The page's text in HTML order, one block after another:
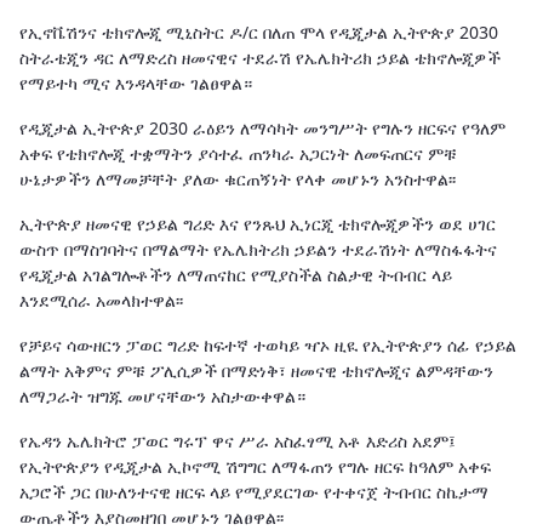
የኢኖቬሽንና ቴክኖሎጂ ሚኒስትር ዶ/ር በለጠ ሞላ የዲጂታል ኢትዮጵያ 2030
ስትራቴጂን ዳር ለማድረስ ዘመናዊና ተደራሽ የኤሌክትሪክ ኃይል ቴክኖሎጂዎች
የማይተካ ሚና እንዳላቸው ገልፀዋል።
የዲጂታል ኢትዮጵያ 2030 ራዕይን ለማሳካት መንግሥት የግሉን ዘርፍና የዓለም
አቀፍ የቴክኖሎጂ ተቋማትን ያሳተፈ ጠንካራ አጋርነት ለመፍጠርና ምቹ
ሁኔታዎችን ለማመቻቸት ያለው ቁርጠኝነት የላቀ መሆኑን አንስተዋል፡፡
ኢትዮጵያ ዘመናዊ የኃይል ግሪድ እና የንጹህ ኢነርጂ ቴክኖሎጂዎችን ወደ ሀገር
ውስጥ በማስገባትና በማልማት የኤሌክትሪክ ኃይልን ተደራሽነት ለማስፋፋትና
የዲጂታል አገልግሎቶችን ለማጠናከር የሚያስችል ስልታዊ ትብብር ላይ
እንደሚሰራ አመላክተዋል፡፡
የቻይና ሳውዘርን ፓወር ግሪድ ከፍተኛ ተወካይ ዣኦ ዚዪ የኢትዮጵያን ሰፊ የኃይል
ልማት አቅምና ምቹ ፖሊሲዎች በማድነቅ፣ ዘመናዊ ቴክኖሎጂና ልምዳቸውን
ለማጋራት ዝግጁ መሆናቸውን አስታውቀዋል።
የኤዳን ኤሌክትሮ ፓወር ግሩፕ ዋና ሥራ አስፈፃሚ አቶ እድሪስ አደም፤
የኢትዮጵያን የዲጂታል ኢኮኖሚ ሽግግር ለማፋጠን የግሉ ዘርፍ ከዓለም አቀፍ
አጋሮች ጋር በሁለንተናዊ ዘርፍ ላይ የሚያደርገው የተቀናጀ ትብብር ስኬታማ
ውጤቶችን እያስመዘገበ መሆኑን ገልፀዋል፡፡